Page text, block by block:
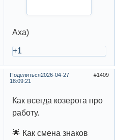
Аха)
+1
Поделиться 1409
2026-04-27
18:09:21
Как всегда козерога про
работу.
🌟 Как смена знаков